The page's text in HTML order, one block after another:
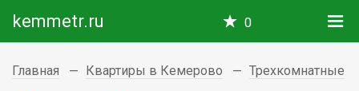
kemmetr.ru 0
Главная Квартиры в Кемерово Трехкомнатные